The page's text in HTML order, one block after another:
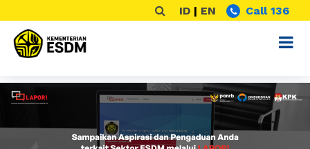
ID | EN Call 136